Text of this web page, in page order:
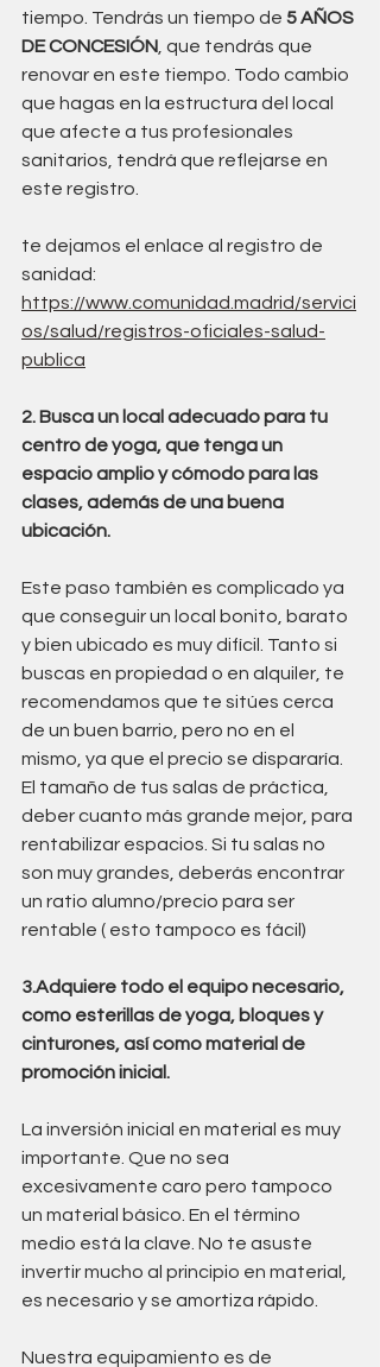
tiempo. Tendrás un tiempo de 5 AÑOS
DE CONCESIÓN , que tendrás que
renovar en este tiempo. Todo cambio
que hagas en la estructura del local
que afecte a tus profesionales
sanitarios, tendrá que reflejarse en
este registro.
te dejamos el enlace al registro de
sanidad:
https://www.comunidad.madrid/servici
os/salud/registros-oficiales-salud-
publica
2. Busca un local adecuado para tu
centro de yoga, que tenga un
espacio amplio y cómodo para las
clases, además de una buena
ubicación.
Este paso también es complicado ya
que conseguir un local bonito, barato
y bien ubicado es muy difícil. Tanto si
buscas en propiedad o en alquiler, te
recomendamos que te sitúes cerca
de un buen barrio, pero no en el
mismo, ya que el precio se dispararía.
El tamaño de tus salas de práctica,
deber cuanto más grande mejor, para
rentabilizar espacios. Si tu salas no
son muy grandes, deberás encontrar
un ratio alumno/precio para ser
rentable ( esto tampoco es fácil)
3.Adquiere todo el equipo necesario,
como esterillas de yoga, bloques y
cinturones, así como material de
promoción inicial.
La inversión inicial en material es muy
importante. Que no sea
excesivamente caro pero tampoco
un material básico. En el término
medio está la clave. No te asuste
invertir mucho al principio en material,
es necesario y se amortiza rápido.
Nuestra equipamiento es de